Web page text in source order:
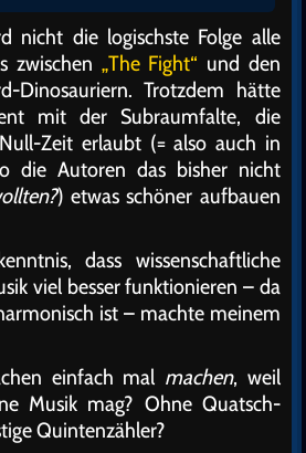
nicht die logischste Folge alle
zwischen „The Fight“ und den
Dinosauriern. Trotzdem hätte
mit der Subraumfalte, die
Zeit erlaubt (= also auch in
die Autoren das bisher nicht
) etwas schöner aufbauen
dass wissenschaftliche
viel besser funktionieren – da
ist – machte meinem
einfach mal machen, weil
Musik mag? Ohne Quatsch-
Quintenzähler?